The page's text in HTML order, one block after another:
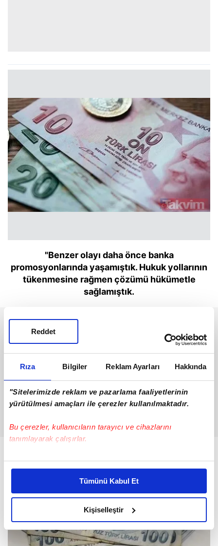
Rıza Bilgiler Reklam Ayarları Hakkında
"Sitelerimizde reklam ve pazarlama faaliyetlerinin
yürütülmesi amaçları ile çerezler kullanılmaktadır.
Bu çerezler, kullanıcıların tarayıcı ve cihazlarını
tanımlayarak çalışırlar.
Bu çerezlere izin vermeniz halinde sizlere özel
daha iyi reklam deneyimi yaşatabiliriz. Bunu yaparken
amacımızın size daha iyi bir reklam deneyimi sunmak
olduğunu ve sizlere en iyi içerikleri sunabilmek adına
elimizden gelen çabayı gösterdiğimizi ve bu noktada,
reklamların maliyetlerimizi karşılamak noktasında tek gelir
kalemimiz olduğunu sizlere hatırlatmak isteriz.
Tümünü Kabul Et
Kişiselleştir
Reddet
"Benzer olayı daha önce banka
promosyonlarında yaşamıştık. Hukuk yollarının
tükenmesine rağmen çözümü hükümetle
sağlamıştık.